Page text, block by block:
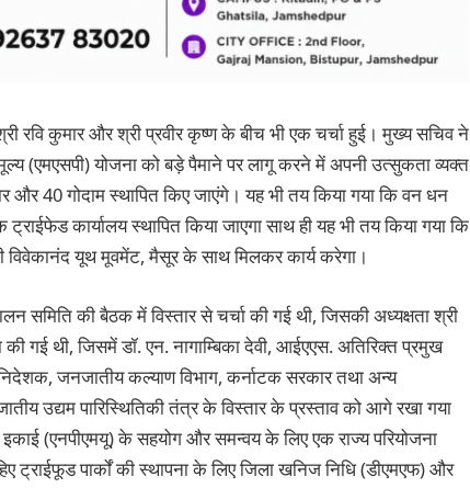
रवि कुमार और श्री प्रवीर कृष्ण के बीच भी एक चर्चा हुई। मुख्य सचिव ने
(एमएसपी) योजना को बड़े पैमाने पर लागू करने में अपनी उत्सुकता व्यक्त
और 40 गोदाम स्थापित किए जाएंगे। यह भी तय किया गया कि वन धन
कार्यालय स्थापित किया जाएगा साथ ही यह भी तय किया गया कि
विवेकानंद यूथ मूवमेंट, मैसूर के साथ मिलकर कार्य करेगा।
समिति की बैठक में विस्तार से चर्चा की गई थी, जिसकी अध्यक्षता श्री
गई थी, जिसमें डॉ. एन. नागाम्बिका देवी, आईएएस. अतिरिक्त प्रमुख
जनजातीय कल्याण विभाग, कर्नाटक सरकार तथा अन्य
उद्यम पारिस्थितिकी तंत्र के विस्तार के प्रस्ताव को आगे रखा गया
इकाई (एनपीएमयू) के सहयोग और समन्वय के लिए एक राज्य परियोजना
ट्राईफूड पार्कों की स्थापना के लिए जिला खनिज निधि (डीएमएफ) और